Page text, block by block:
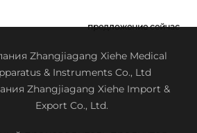
предложение сейчас
Zhangjiagang Xiehe Medical
& Instruments Co., Ltd
Zhangjiagang Xiehe Import &
Export Co., Ltd.